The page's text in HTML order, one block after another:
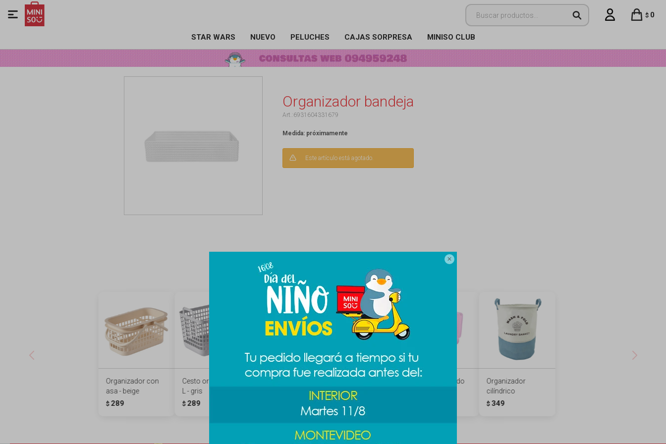

STAR WARS NUEVO PELUCHES CAJAS SORPRESA MINISO CLUB
$ 0

Organizador bandeja
6931604331679
Medida: próximamente
Este artículo está agotado.
Productos que te pueden interesar
Organizador con
asa - beige
$ 289
Cesto organizador
L - gris
$ 289
Organizador
navideño Sanrio
Escandalosos
299
Joyero cuadrado
Organizador
cilíndrico
$ 349